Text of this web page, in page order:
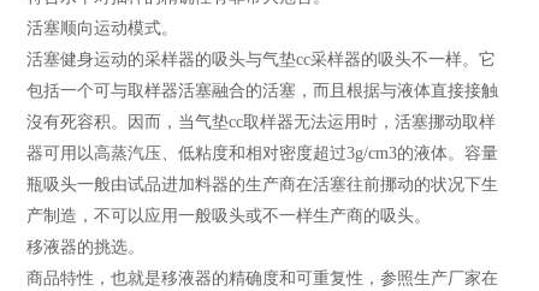
活塞顺向运动模式。
活塞健身运动的采样器的吸头与气垫cc采样器的吸头不一样。它
包括一个可与取样器活塞融合的活塞，而且根据与液体直接接触
沒有死容积。因而，当气垫cc取样器无法运用时，活塞挪动取样
器可用以高蒸汽压、低粘度和相对密度超过3g/cm3的液体。容量
瓶吸头一般由试品进加料器的生产商在活塞往前挪动的状况下生
产制造，不可以应用一般吸头或不一样生产商的吸头。
移液器的挑选。
商品特性，也就是移液器的精确度和可重复性，参照生产厂家在